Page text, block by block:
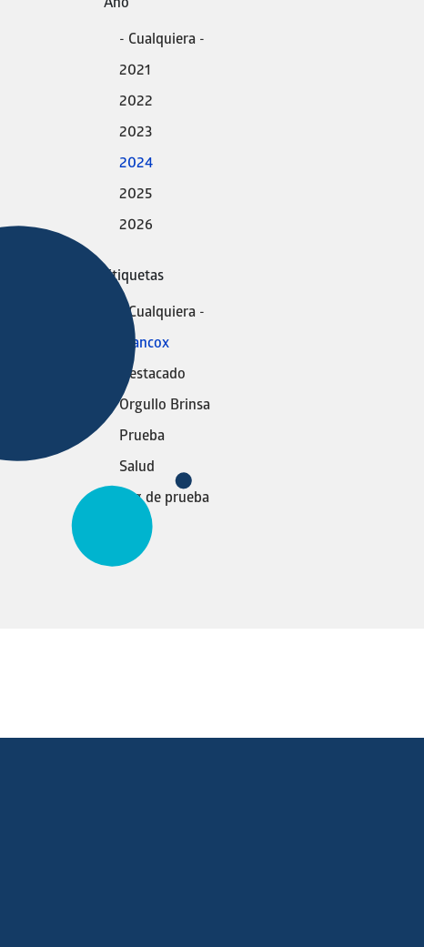
Año
- Cualquiera -
2021
2022
2023
2024
2025
2026
Etiquetas
- Cualquiera -
Blancox
Destacado
Orgullo Brinsa
Prueba
Salud
Tag de prueba